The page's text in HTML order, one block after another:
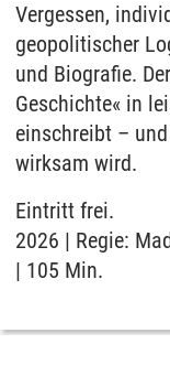
Vergessen,
geopolitischer
und Biografie.
Geschichte« in
einschreibt –
wirksam wird.
Eintritt frei.
2026 | Regie:
| 105 Min.